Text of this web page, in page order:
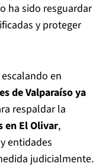
ha sido resguardar
y proteger
en
de Valparaíso ya
respaldar la
en El Olivar,
entidades
judicialmente.